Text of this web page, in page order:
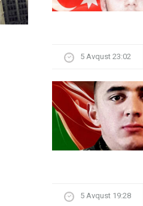
5 Avqust 23:02
5 Avqust 19:28